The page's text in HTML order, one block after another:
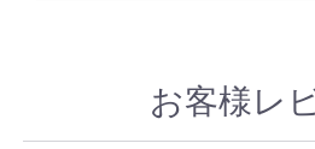
お客様レ